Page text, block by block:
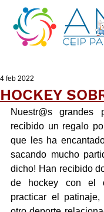
HOCKEY
4 feb 2022
Nuestr@s grandes
recibido un regalo
que les ha
sacando mucho
dicho! Han recibido
de hockey con el
practicar el patinaje,